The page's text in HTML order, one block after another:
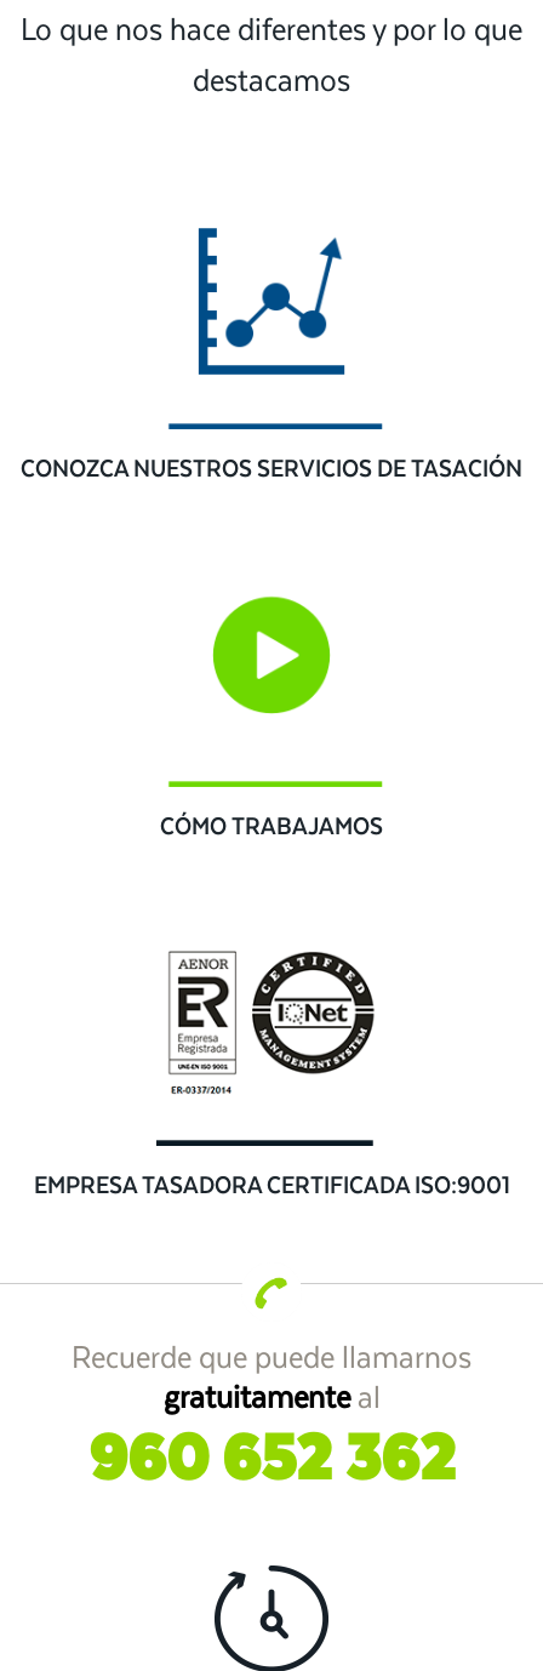
Lo que nos hace diferentes y por lo que
destacamos
CONOZCA NUESTROS SERVICIOS DE TASACIÓN
CÓMO TRABAJAMOS
EMPRESA TASADORA CERTIFICADA ISO:9001
Recuerde que puede llamarnos
gratuitamenteal
960 652 362